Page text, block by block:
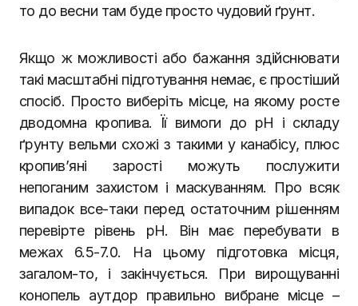
то до весни там буде просто чудовий ґрунт.
Якщо ж можливості або бажання здійснювати
такі масштабні підготування немає, є простіший
спосіб. Просто виберіть місце, на якому росте
дводомна кропива. Її вимоги до pH і складу
ґрунту вельми схожі з такими у канабісу, плюс
кропив’яні зарості можуть послужити
непоганим захистом і маскуванням. Про всяк
випадок все-таки перед остаточним рішенням
перевірте рівень pH. Він має перебувати в
межах 6.5-7.0. На цьому підготовка місця,
загалом-то, і закінчується. При вирощуванні
конопель аутдор правильно вибране місце –